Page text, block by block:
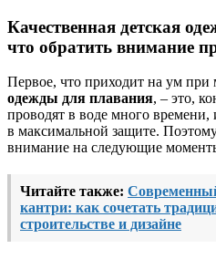
Качественная детская
что обратить внимание
Первое, что приходит на ум при
одежды для плавания, – это,
проводят в воде много
в максимальной защите.
внимание на следующие
Читайте также:
кантри: как сочетать
строительстве и дизайне